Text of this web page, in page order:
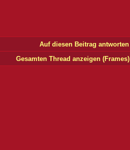
Auf diesen Beitrag antworten
Gesamten Thread anzeigen (Frames)